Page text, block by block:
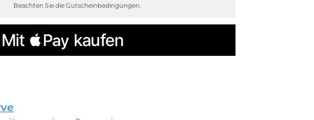
Beachten Sie die Gutscheinbedingungen.